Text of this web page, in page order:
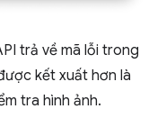
trả về mã lỗi trong
kết xuất hơn là
tra hình ảnh.